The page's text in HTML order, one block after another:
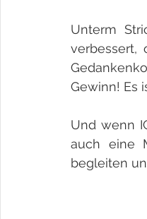
Unterm
Gewinn! Es
Und wenn
auch eine
begleiten